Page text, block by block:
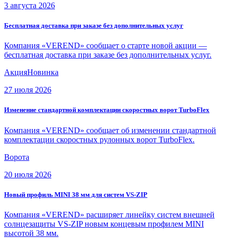
3 августа 2026
Бесплатная доставка при заказе без дополнительных услуг
Компания «VEREND» сообщает о старте новой акции —
бесплатная доставка при заказе без дополнительных услуг.
АкцияНовинка
27 июля 2026
Изменение стандартной комплектации скоростных ворот TurboFlex
Компания «VEREND» сообщает об изменении стандартной
комплектации скоростных рулонных ворот TurboFlex.
Ворота
20 июля 2026
Новый профиль MINI 38 мм для систем VS-ZIP
Компания «VEREND» расширяет линейку систем внешней
солнцезащиты VS-ZIP новым концевым профилем MINI
высотой 38 мм.